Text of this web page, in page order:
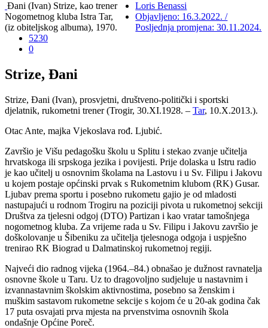
Đani (Ivan) Strize, kao trener
Nogometnog kluba Istra Tar,
(iz obiteljskog albuma), 1970.
Loris Benassi
Objavljeno: 16.3.2022. /
Posljednja promjena: 30.11.2024.
5230
0
Strize, Đani
Strize, Đani (Ivan), prosvjetni, društveno-politički i sportski
djelatnik, rukometni trener (Trogir, 30.XI.1928. – Tar, 10.X.2013.).
Otac Ante, majka Vjekoslava rođ. Ljubić.
Završio je Višu pedagošku školu u Splitu i stekao zvanje učitelja
hrvatskoga ili srpskoga jezika i povijesti. Prije dolaska u Istru radio
je kao učitelj u osnovnim školama na Lastovu i u Sv. Filipu i Jakovu
u kojem postaje općinski prvak s Rukometnim klubom (RK) Gusar.
Ljubav prema sportu i posebno rukometu gajio je od mladosti
nastupajući u rodnom Trogiru na poziciji pivota u rukometnoj sekciji
Društva za tjelesni odgoj (DTO) Partizan i kao vratar tamošnjega
nogometnog kluba. Za vrijeme rada u Sv. Filipu i Jakovu završio je
doškolovanje u Šibeniku za učitelja tjelesnoga odgoja i uspješno
trenirao RK Biograd u Dalmatinskoj rukometnoj regiji.
Najveći dio radnog vijeka (1964.–84.) obnašao je dužnost ravnatelja
osnovne škole u Taru. Uz to dragovoljno sudjeluje u nastavnim i
izvannastavnim školskim aktivnostima, posebno sa ženskim i
muškim sastavom rukometne sekcije s kojom će u 20-ak godina čak
17 puta osvajati prva mjesta na prvenstvima osnovnih škola
ondašnje Općine Poreč.